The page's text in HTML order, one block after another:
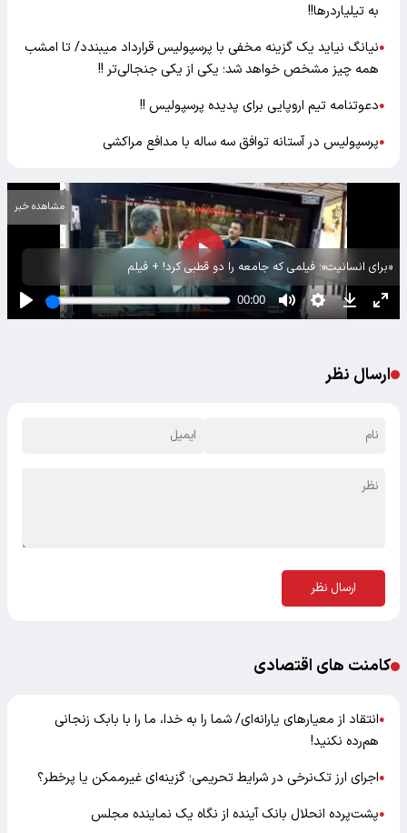
به تیلیاردرها!!
●نیانگ نیاید یک گزینه مخفی با پرسپولیس قرارداد میبندد/ تا امشب
همه چیز مشخص خواهد شد؛ یکی از یکی جنجالی‌تر !!
●دعوتنامه تیم اروپایی برای پدیده پرسپولیس !!
●پرسپولیس در آستانه توافق سه ساله با مدافع مراکشی
«برای انسانیت»؛ فیلمی که جامعه را دو قطبی کرد! + فیلم
مشاهده خبر
ارسال نظر
ارسال نظر
کامنت های اقتصادی
●انتقاد از معیارهای یارانه‌ای/ شما را به خدا، ما را با بابک زنجانی
هم‌رده نکنید!
●اجرای ارز تک‌نرخی در شرایط تحریمی؛ گزینه‌ای غیرممکن یا پرخطر؟
●پشت‌پرده انحلال بانک آینده از نگاه یک نماینده مجلس